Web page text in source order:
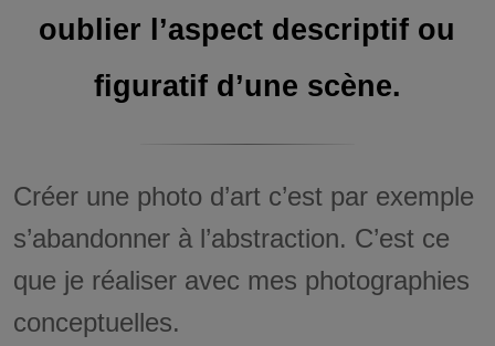
oublier l’aspect descriptif ou
figuratif d’une scène.
Créer une photo d’art c’est par exemple
s’abandonner à l’abstraction. C’est ce
que je réaliser avec mes photographies
conceptuelles.